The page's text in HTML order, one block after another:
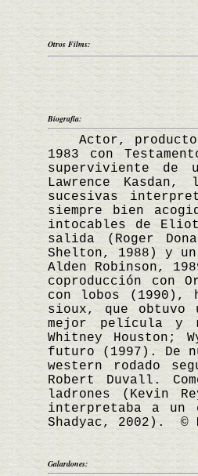
Otros Films:
Biografía:
Actor, productor
1983 con
superviviente de
Lawrence
sucesivas
siempre bien
intocables de
salida (Roger
Shelton, 1988) y
Alden Robinson,
coproducción
con lobos (1990),
sioux, que
mejor película y
Whitney Houston;
futuro (1997). De
western rodado
Robert Duvall.
ladrones (Kevin
interpretaba a un
Shadyac, 2002). ©
Galardones: